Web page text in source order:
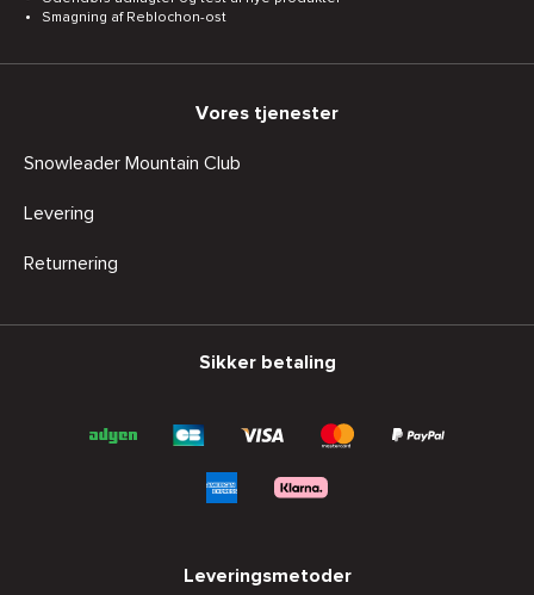
Smagning af Reblochon-ost
Vores tjenester
Snowleader Mountain Club
Levering
Returnering
Sikker betaling
Leveringsmetoder